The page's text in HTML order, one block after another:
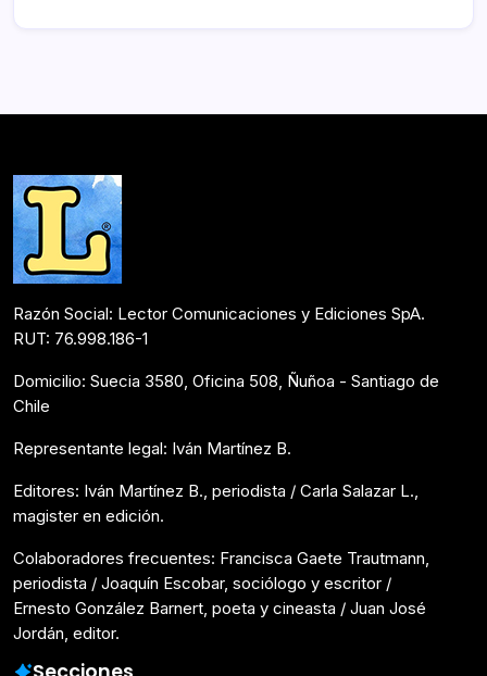
Razón Social: Lector Comunicaciones y Ediciones SpA.
RUT: 76.998.186-1
Domicilio: Suecia 3580, Oficina 508, Ñuñoa - Santiago de
Chile
Representante legal: Iván Martínez B.
Editores: Iván Martínez B., periodista / Carla Salazar L.,
magister en edición.
Colaboradores frecuentes: Francisca Gaete Trautmann,
periodista / Joaquín Escobar, sociólogo y escritor /
Ernesto González Barnert, poeta y cineasta / Juan José
Jordán, editor.